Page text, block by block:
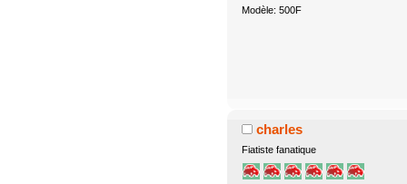
Modèle: 500F
charles
Fiatiste fanatique